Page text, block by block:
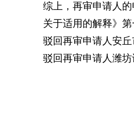
综上，再审申请人
关于适用的解释》
驳回再审申请人安丘
驳回再审申请人潍坊